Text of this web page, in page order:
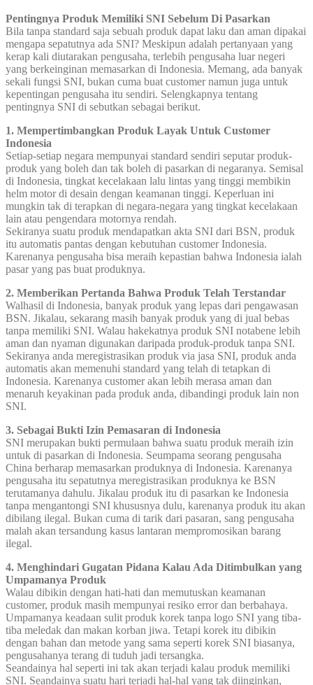
Pentingnya Produk Memiliki SNI Sebelum Di Pasarkan
Bila tanpa standard saja sebuah produk dapat laku dan aman dipakai
mengapa sepatutnya ada SNI? Meskipun adalah pertanyaan yang
kerap kali diutarakan pengusaha, terlebih pengusaha luar negeri
yang berkeinginan memasarkan di Indonesia. Memang, ada banyak
sekali fungsi SNI, bukan cuma buat customer namun juga untuk
kepentingan pengusaha itu sendiri. Selengkapnya tentang
pentingnya SNI di sebutkan sebagai berikut.
1. Mempertimbangkan Produk Layak Untuk Customer
Indonesia
Setiap-setiap negara mempunyai standard sendiri seputar produk-
produk yang boleh dan tak boleh di pasarkan di negaranya. Semisal
di Indonesia, tingkat kecelakaan lalu lintas yang tinggi membikin
helm motor di desain dengan keamanan tinggi. Keperluan ini
mungkin tak di terapkan di negara-negara yang tingkat kecelakaan
lain atau pengendara motornya rendah.
Sekiranya suatu produk mendapatkan akta SNI dari BSN, produk
itu automatis pantas dengan kebutuhan customer Indonesia.
Karenanya pengusaha bisa meraih kepastian bahwa Indonesia ialah
pasar yang pas buat produknya.
2. Memberikan Pertanda Bahwa Produk Telah Terstandar
Walhasil di Indonesia, banyak produk yang lepas dari pengawasan
BSN. Jikalau, sekarang masih banyak produk yang di jual bebas
tanpa memiliki SNI. Walau hakekatnya produk SNI notabene lebih
aman dan nyaman digunakan daripada produk-produk tanpa SNI.
Sekiranya anda meregistrasikan produk via jasa SNI, produk anda
automatis akan memenuhi standard yang telah di tetapkan di
Indonesia. Karenanya customer akan lebih merasa aman dan
menaruh keyakinan pada produk anda, dibandingi produk lain non
SNI.
3. Sebagai Bukti Izin Pemasaran di Indonesia
SNI merupakan bukti permulaan bahwa suatu produk meraih izin
untuk di pasarkan di Indonesia. Seumpama seorang pengusaha
China berharap memasarkan produknya di Indonesia. Karenanya
pengusaha itu sepatutnya meregistrasikan produknya ke BSN
terutamanya dahulu. Jikalau produk itu di pasarkan ke Indonesia
tanpa mengantongi SNI khususnya dulu, karenanya produk itu akan
dibilang ilegal. Bukan cuma di tarik dari pasaran, sang pengusaha
malah akan tersandung kasus lantaran mempromosikan barang
ilegal.
4. Menghindari Gugatan Pidana Kalau Ada Ditimbulkan yang
Umpamanya Produk
Walau dibikin dengan hati-hati dan memutuskan keamanan
customer, produk masih mempunyai resiko error dan berbahaya.
Umpamanya keadaan sulit produk korek tanpa logo SNI yang tiba-
tiba meledak dan makan korban jiwa. Tetapi korek itu dibikin
dengan bahan dan metode yang sama seperti korek SNI biasanya,
pengusahanya terang di tuduh jadi tersangka.
Seandainya hal seperti ini tak akan terjadi kalau produk memiliki
SNI. Seandainya suatu hari terjadi hal-hal yang tak diinginkan,